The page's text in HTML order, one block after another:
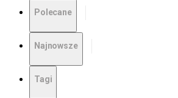
Polecane
Najnowsze
Tagi